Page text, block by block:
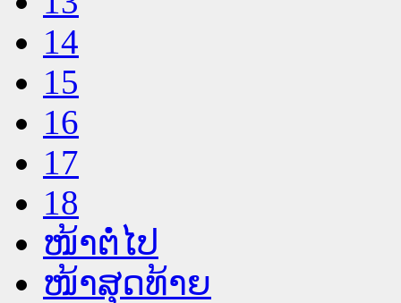
14
15
16
17
18
ໜ້າຕໍ່ໄປ
ໜ້າສຸດທ້າຍ